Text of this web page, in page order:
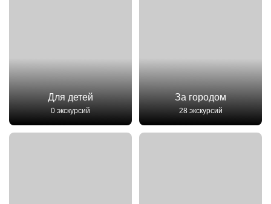
Для детей
0 экскурсий
За городом
28 экскурсий